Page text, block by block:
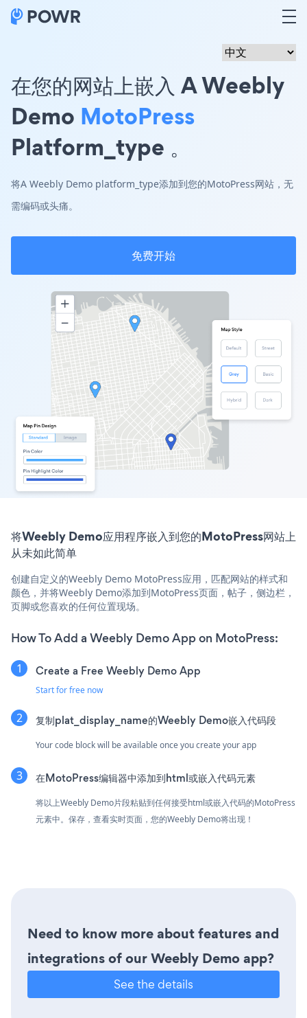
在您的网站上嵌入 A Weebly
Demo MotoPress
Platform_type 。
将A Weebly Demo platform_type添加到您的MotoPress网站，无
需编码或头痛。
免费开始
将Weebly Demo应用程序嵌入到您的MotoPress网站上
从未如此简单
创建自定义的Weebly Demo MotoPress应用，匹配网站的样式和
颜色，并将Weebly Demo添加到MotoPress页面，帖子，侧边栏，
页脚或您喜欢的任何位置现场。
How To Add a Weebly Demo App on MotoPress:
Create a Free Weebly Demo App
Start for free now
复制plat_display_name的Weebly Demo嵌入代码段
Your code block will be available once you create your app
在MotoPress编辑器中添加到html或嵌入代码元素
将以上Weebly Demo片段粘贴到任何接受html或嵌入代码的MotoPress
元素中。保存，查看实时页面，您的Weebly Demo将出现！
Need to know more about features and
integrations of our Weebly Demo app?
See the details